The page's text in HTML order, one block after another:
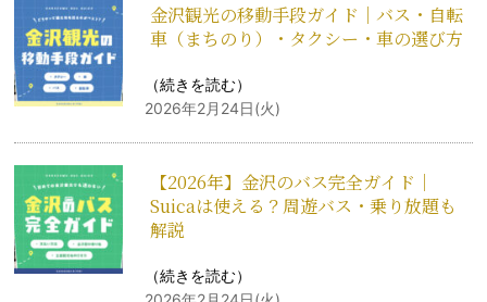
金沢観光の移動手段ガイド｜バス・自転
車（まちのり）・タクシー・車の選び方
（続きを読む）
2026年2月24日(火)
【2026年】金沢のバス完全ガイド｜
Suicaは使える？周遊バス・乗り放題も
解説
（続きを読む）